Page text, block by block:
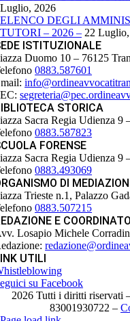
Luglio, 2026
ELENCO DEGLI
TUTORI – 2026 – 22
ISTITUZIONALE
Duomo 10 – 76125
0883.587601
STORICA
Sacra Regia Udienza 9
0883.587823
FORENSE
Sacra Regia Udienza 9
0883.493069
DI
Trieste n.1, Palazzo
0883.507215
E
Losapio Michele
UTILI
su Facebook
2026 Tutti i diritti riservati
83001930722 –